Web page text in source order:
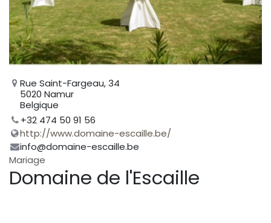
Rue Saint-Fargeau, 34
5020 Namur
Belgique
+32 474 50 91 56
http://www.domaine-escaille.be/
info@domaine-escaille.be
Mariage
Domaine de l'Escaille